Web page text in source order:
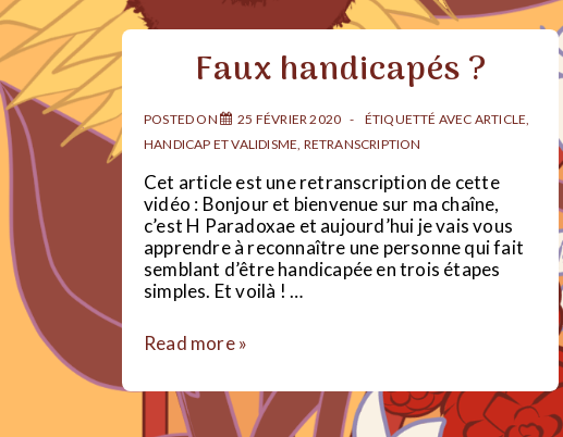
Faux handicapés ?
POSTED ON 25 FÉVRIER 2020 ÉTIQUETTÉ AVEC ARTICLE,
HANDICAP ET VALIDISME, RETRANSCRIPTION
Cet article est une retranscription de cette
vidéo : Bonjour et bienvenue sur ma chaîne,
c’est H Paradoxae et aujourd’hui je vais vous
apprendre à reconnaître une personne qui fait
semblant d’être handicapée en trois étapes
simples. Et voilà ! …
Faux
Read more »